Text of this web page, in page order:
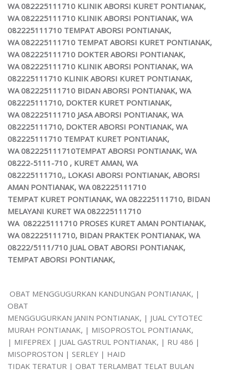
WA 082225111710 KLINIK ABORSI KURET PONTIANAK,
WA 082225111710 KLINIK ABORSI PONTIANAK, WA
082225111710 TEMPAT ABORSI PONTIANAK,
WA 082225111710 TEMPAT ABORSI KURET PONTIANAK,
WA 082225111710 DOKTER ABORSI PONTIANAK,
WA 082225111710 KLINIK ABORSI PONTIANAK, WA
082225111710 KLINIK ABORSI KURET PONTIANAK,
WA 082225111710 BIDAN ABORSI PONTIANAK, WA
082225111710, DOKTER KURET PONTIANAK,
WA 082225111710 JASA ABORSI PONTIANAK, WA
082225111710, DOKTER ABORSI PONTIANAK, WA
082225111710 TEMPAT KURET PONTIANAK,
WA 082225111710TEMPAT ABORSI PONTIANAK, WA
08222-5111-710 , KURET AMAN, WA
082225111710,, LOKASI ABORSI PONTIANAK, ABORSI
AMAN PONTIANAK, WA 082225111710
TEMPAT KURET PONTIANAK, WA 082225111710, BIDAN
MELAYANI KURET WA 082225111710
WA 082225111710 PROSES KURET AMAN PONTIANAK,
WA 082225111710, BIDAN PRAKTEK PONTIANAK, WA
08222/5111/710 JUAL OBAT ABORSI PONTIANAK,
TEMPAT ABORSI PONTIANAK,
OBAT MENGGUGURKAN KANDUNGAN PONTIANAK, |
OBAT
MENGGUGURKAN JANIN PONTIANAK, | JUAL CYTOTEC
MURAH PONTIANAK, | MISOPROSTOL PONTIANAK,
| MIFEPREX | JUAL GASTRUL PONTIANAK, | RU 486 |
MISOPROSTON | SERLEY | HAID
TIDAK TERATUR | OBAT TERLAMBAT TELAT BULAN